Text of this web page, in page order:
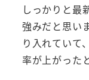
しっかりと最
強みだと思い
り入れていて
率が上がった